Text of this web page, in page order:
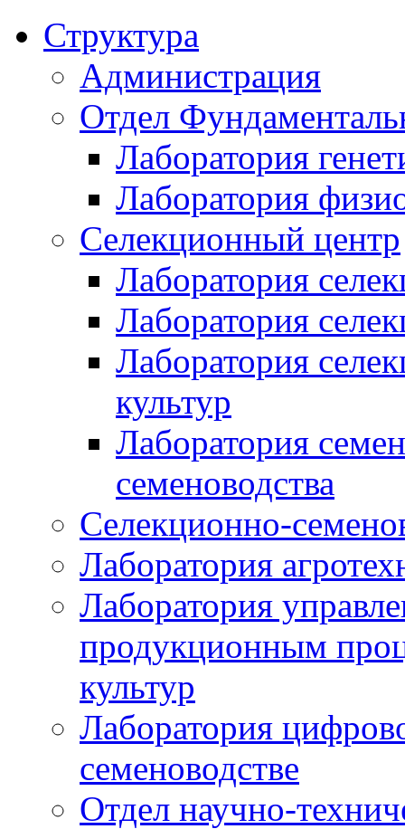
Структура
Администрация
Отдел
Лаборатория
Лаборатория
Селекционный центр
Лаборатория
Лаборатория
Лаборатория
культур
Лаборатория
семеноводства
Селекционно-
Лаборатория
Лаборатория
продукционным
культур
Лаборатория
семеноводстве
Отдел научно-